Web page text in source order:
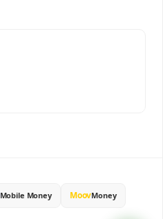
Mobile Money MoovMoney